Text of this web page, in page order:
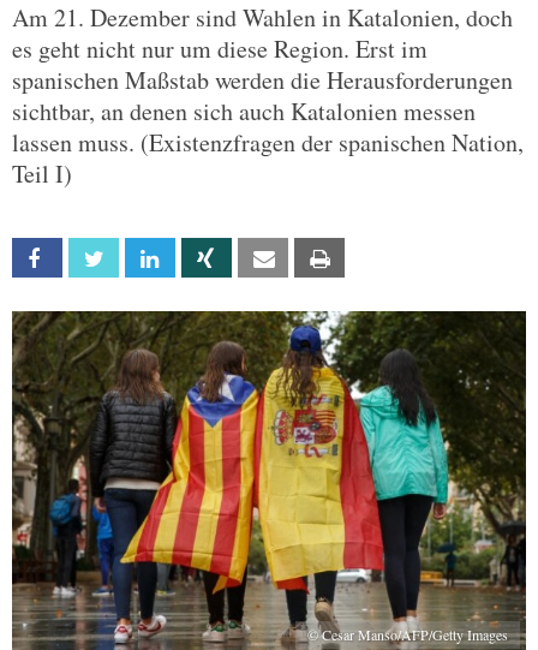
Am 21. Dezember sind Wahlen in Katalonien, doch
es geht nicht nur um diese Region. Erst im
spanischen Maßstab werden die Herausforderungen
sichtbar, an denen sich auch Katalonien messen
lassen muss. (Existenzfragen der spanischen Nation,
Teil I)
Facebook Twitter Linkedin Xing Email
© Cesar Manso/AFP/Getty Images